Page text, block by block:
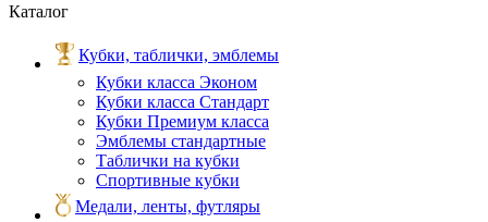
Каталог
Кубки, таблички, эмблемы
Кубки класса Эконом
Кубки класса Стандарт
Кубки Премиум класса
Эмблемы стандартные
Таблички на кубки
Спортивные кубки
Медали, ленты, футляры